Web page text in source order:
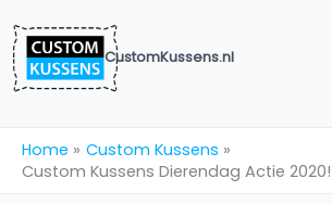
naar
de
inhoud
CustomKussens.nl
Home
Custom Kussens
Custom Kussens Dierendag Actie 2020!